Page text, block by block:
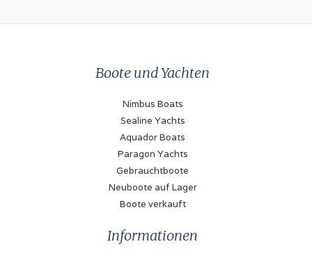
Boote und Yachten
Nimbus Boats
Sealine Yachts
Aquador Boats
Paragon Yachts
Gebrauchtboote
Neuboote auf Lager
Boote verkauft
Informationen